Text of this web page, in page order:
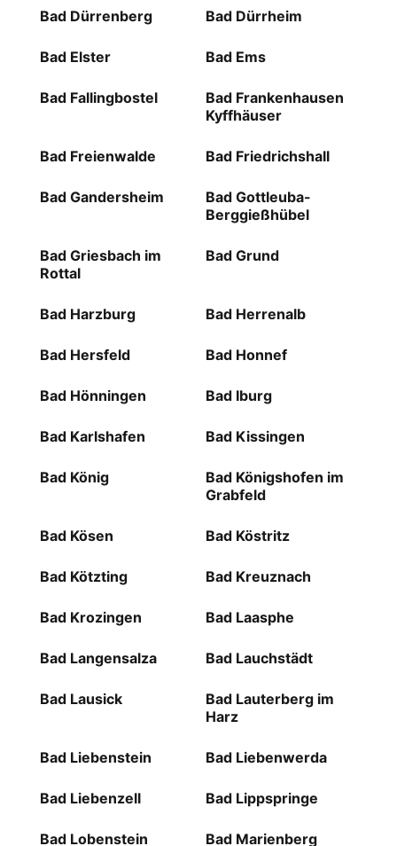
Bad Dürrenberg Bad Dürrheim
Bad Elster Bad Ems
Bad Fallingbostel
Bad Frankenhausen
Kyffhäuser
Bad Freienwalde Bad Friedrichshall
Bad Gandersheim
Bad Gottleuba-
Berggießhübel
Bad Griesbach im
Rottal
Bad Grund
Bad Harzburg Bad Herrenalb
Bad Hersfeld Bad Honnef
Bad Hönningen Bad Iburg
Bad Karlshafen Bad Kissingen
Bad König
Bad Königshofen im
Grabfeld
Bad Kösen Bad Köstritz
Bad Kötzting Bad Kreuznach
Bad Krozingen Bad Laasphe
Bad Langensalza Bad Lauchstädt
Bad Lausick
Bad Lauterberg im
Harz
Bad Liebenstein Bad Liebenwerda
Bad Liebenzell Bad Lippspringe
Bad Lobenstein Bad Marienberg